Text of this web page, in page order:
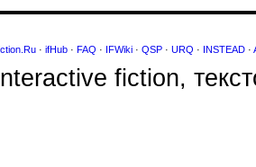
· ifHub · FAQ · IFWiki · QSP · URQ · INSTEAD ·
fiction,